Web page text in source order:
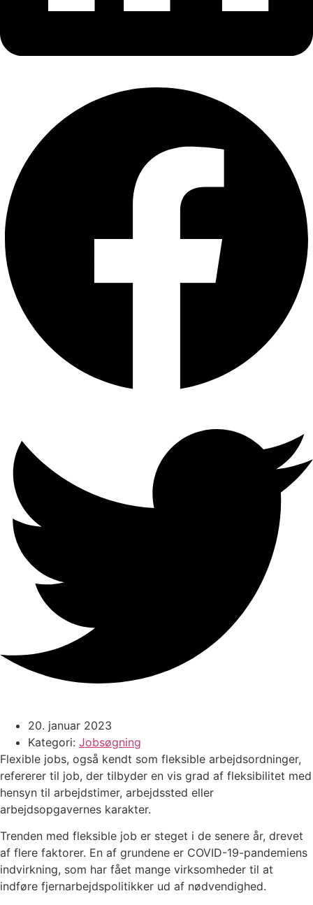
20. januar 2023
Kategori: Jobsøgning
Flexible jobs, også kendt som fleksible arbejdsordninger,
refererer til job, der tilbyder en vis grad af fleksibilitet med
hensyn til arbejdstimer, arbejdssted eller
arbejdsopgavernes karakter.
Trenden med fleksible job er steget i de senere år, drevet
af flere faktorer. En af grundene er COVID-19-pandemiens
indvirkning, som har fået mange virksomheder til at
indføre fjernarbejdspolitikker ud af nødvendighed.